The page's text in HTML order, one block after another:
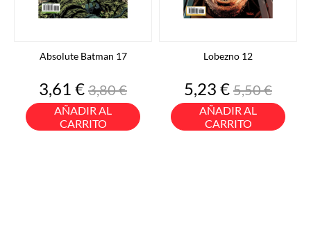
Absolute Batman 17
Precio
3,61 €Precio
base
3,80 €
AÑADIR AL
CARRITO
Lobezno 12
Precio
5,23 €Precio
base
5,50 €
AÑADIR AL
CARRITO